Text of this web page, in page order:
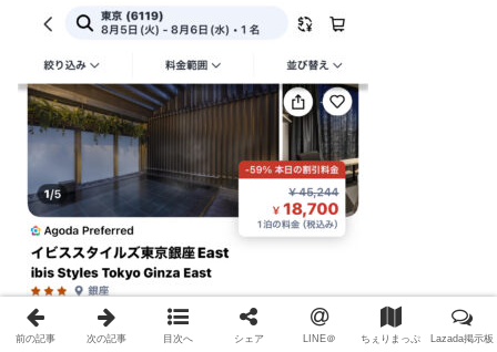
前の記事 次の記事 目次へ シェア LINE＠ ちぇりまっぷ Lazada掲示板